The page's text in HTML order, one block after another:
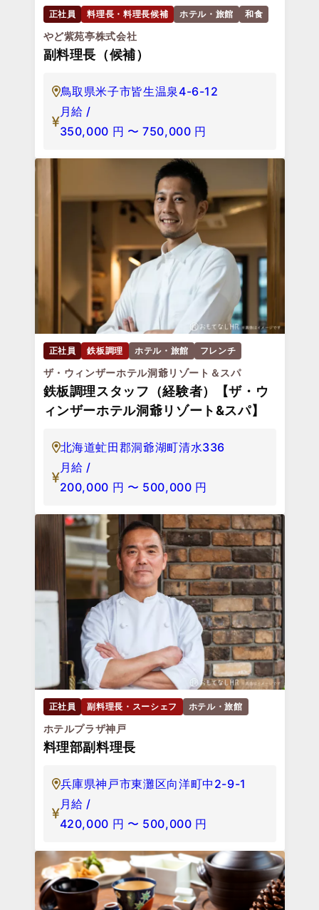
正社員 料理長・料理長候補 ホテル・旅館 和食
やど紫苑亭株式会社
副料理⻑（候補）
鳥取県米子市皆生温泉4-6-12
月給 /
350,000 円 〜 750,000 円
正社員 鉄板調理 ホテル・旅館 フレンチ
ザ・ウィンザーホテル洞爺リゾート＆スパ
鉄板調理スタッフ（経験者）【ザ・ウ
ィンザーホテル洞爺リゾート&スパ】
北海道虻田郡洞爺湖町清水336
月給 /
200,000 円 〜 500,000 円
正社員 副料理長・スーシェフ ホテル・旅館
ホテルプラザ神戸
料理部副料理長
兵庫県神戸市東灘区向洋町中2-9-1
月給 /
420,000 円 〜 500,000 円